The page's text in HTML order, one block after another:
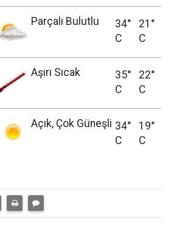
Parçalı Bulutlu
34°
C
21°
C
Aşırı Sıcak
35°
C
22°
C
Açık, Çok Güneşli 34°
C
19°
C